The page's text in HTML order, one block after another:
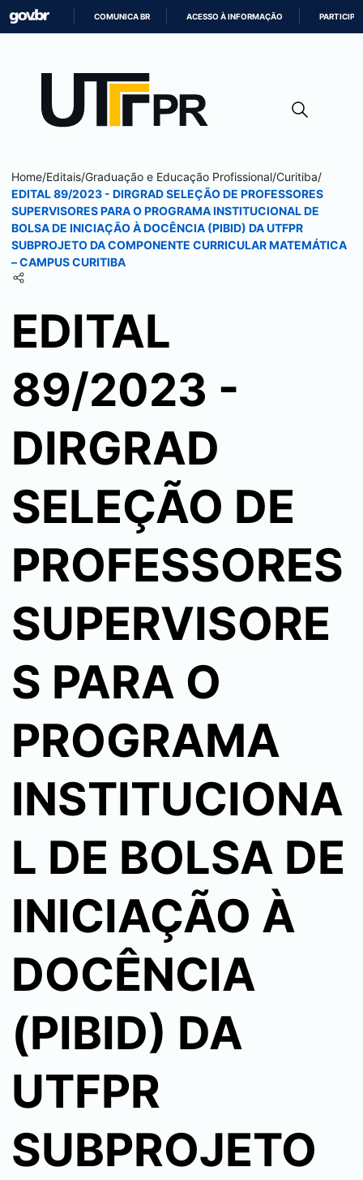
CONTEÚDO
COMUNICA BR ACESSO À INFORMAÇÃO PARTICIPE
Home/Editais/Graduação e Educação Profissional/Curitiba/
EDITAL 89/2023 - DIRGRAD SELEÇÃO DE PROFESSORES
SUPERVISORES PARA O PROGRAMA INSTITUCIONAL DE
BOLSA DE INICIAÇÃO À DOCÊNCIA (PIBID) DA UTFPR
SUBPROJETO DA COMPONENTE CURRICULAR MATEMÁTICA
– CAMPUSCURITIBA
EDITAL
89/2023 -
DIRGRAD
SELEÇÃO DE
PROFESSORES
SUPERVISORE
S PARA O
PROGRAMA
INSTITUCIONA
L DE BOLSA DE
INICIAÇÃO À
DOCÊNCIA
(PIBID) DA
UTFPR
SUBPROJETO